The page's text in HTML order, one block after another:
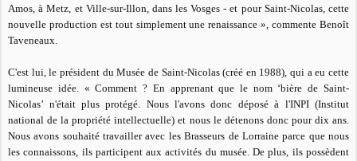
Amos, à Metz, et Ville-sur-Illon, dans les Vosges - et pour Saint-Nicolas, cette
nouvelle production est tout simplement une renaissance », commente Benoît
Taveneaux.
C'est lui, le président du Musée de Saint-Nicolas (créé en 1988), qui a eu cette
lumineuse idée. «Comment ? En apprenant que le nom ‘bière de Saint-
Nicolas’ n'était plus protégé. Nous l'avons donc déposé à l'INPI (Institut
national de la propriété intellectuelle) et nous le détenons donc pour dix ans.
Nous avons souhaité travailler avec les Brasseurs de Lorraine parce que nous
les connaissons, ils participent aux activités du musée. De plus, ils possèdent